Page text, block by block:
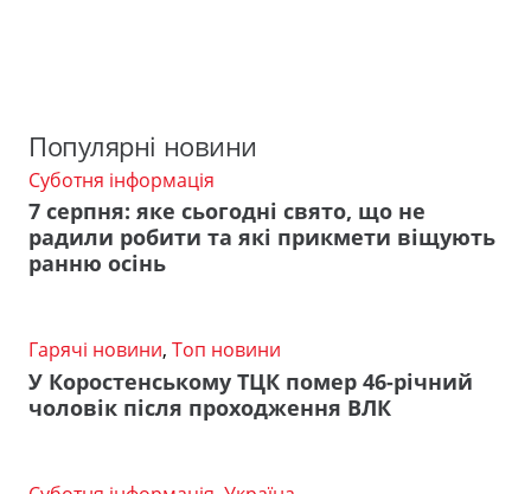
Популярні новини
Суботня інформація
7 серпня: яке сьогодні свято, що не
радили робити та які прикмети віщують
ранню осінь
Гарячі новини, Топ новини
У Коростенському ТЦК помер 46-річний
чоловік після проходження ВЛК